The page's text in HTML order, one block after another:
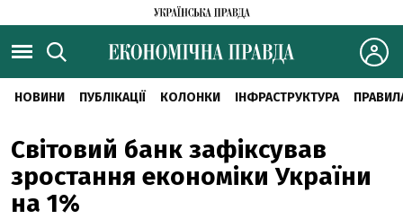
НОВИНИ ПУБЛІКАЦІЇ КОЛОНКИ ІНФРАСТРУКТУРА
Світовий банк зафіксував
зростання економіки України
на 1%